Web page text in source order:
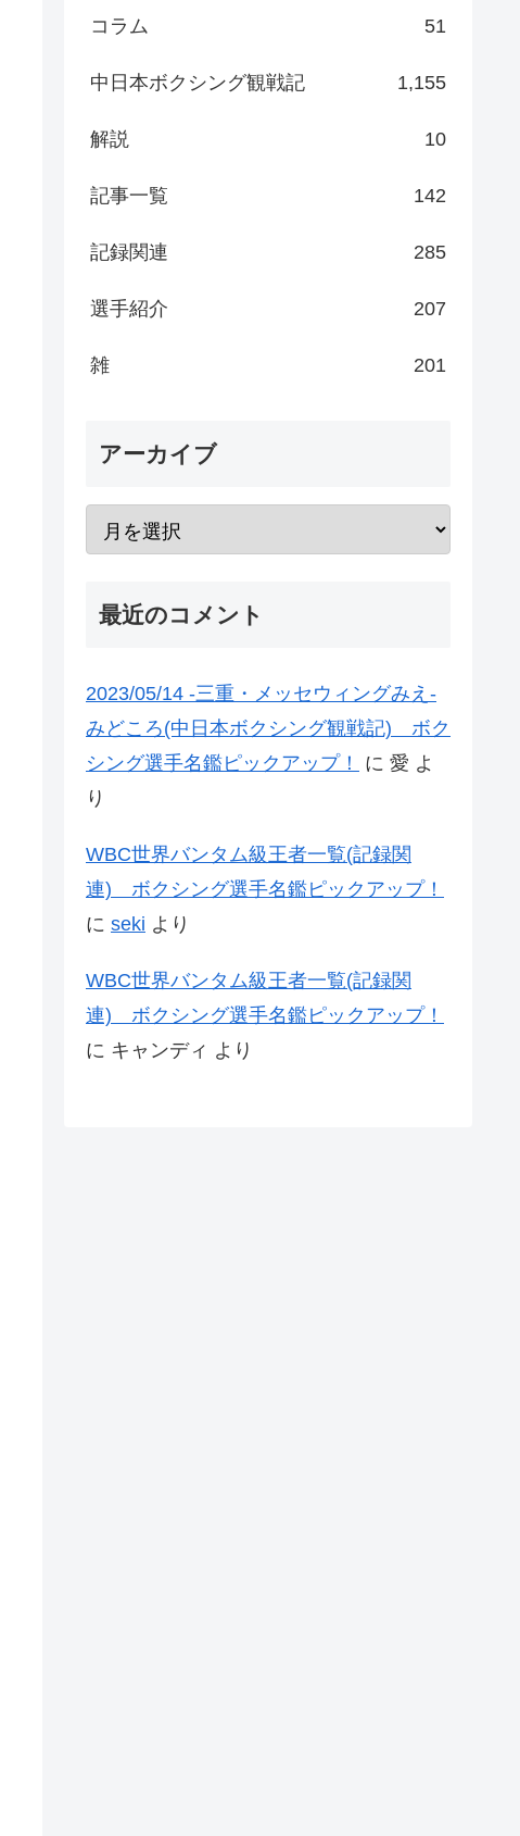
コラム 51
中日本ボクシング観戦記 1,155
解説 10
記事一覧 142
記録関連 285
選手紹介 207
雑 201
アーカイブ
最近のコメント
2023/05/14 -三重・メッセウィングみえ-
みどころ(中日本ボクシング観戦記) ボク
シング選手名鑑ピックアップ！
に 愛 よ
り
WBC世界バンタム級王者一覧(記録関
連) ボクシング選手名鑑ピックアップ！
に seki より
WBC世界バンタム級王者一覧(記録関
連) ボクシング選手名鑑ピックアップ！
に キャンディ より